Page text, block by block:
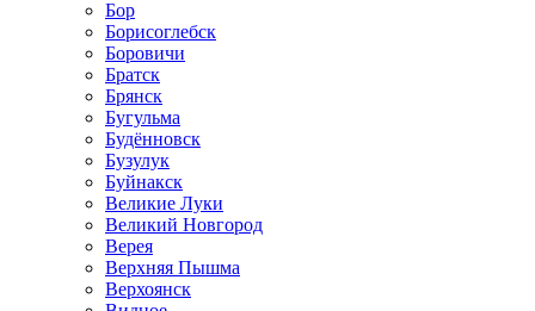
Бор
Борисоглебск
Боровичи
Братск
Брянск
Бугульма
Будённовск
Бузулук
Буйнакск
Великие Луки
Великий Новгород
Верея
Верхняя Пышма
Верхоянск